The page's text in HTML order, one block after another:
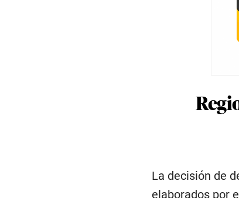
La decisión de
elaborados por